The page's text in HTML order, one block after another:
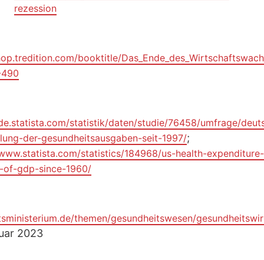
rezession
booktitle/
statistik/daten/studie/76458/umfrage/
der-gesundheitsausgaben-seit-1997/;
statistics/184968/us-health-
of-gdp-since-1960/
themen/gesundheitswesen/
2023